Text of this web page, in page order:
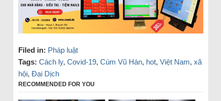
Filed in: Pháp luật
Tags: Cách ly, Covid-19, Cúm Vũ Hán, hot, Việt Nam, xã
hội, Đại Dịch
RECOMMENDED FOR YOU